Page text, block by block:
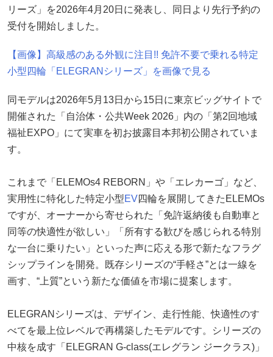
リーズ」を2026年4月20日に発表し、同日より先行予約の
受付を開始しました。
【画像】高級感のある外観に注目!! 免許不要で乗れる特定
小型四輪「ELEGRANシリーズ」を画像で見る
同モデルは2026年5月13日から15日に東京ビッグサイトで
開催された「自治体・公共Week 2026」内の「第2回地域
福祉EXPO」にて実車を初お披露目本邦初公開されていま
す。
これまで「ELEMOs4 REBORN」や「エレカーゴ」など、
実用性に特化した特定小型EV四輪を展開してきたELEMOs
ですが、オーナーから寄せられた「免許返納後も自動車と
同等の快適性が欲しい」「所有する歓びを感じられる特別
な一台に乗りたい」といった声に応える形で新たなフラグ
シップラインを開発。既存シリーズの“手軽さ”とは一線を
画す、“上質”という新たな価値を市場に提案します。
ELEGRANシリーズは、デザイン、走行性能、快適性のす
べてを最上位レベルで再構築したモデルです。シリーズの
中核を成す「ELEGRAN G-class(エレグラン ジークラス)」